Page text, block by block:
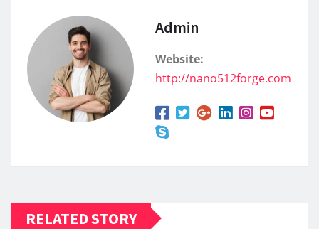
Admin
Website:
http://nano512forge.com
RELATED STORY